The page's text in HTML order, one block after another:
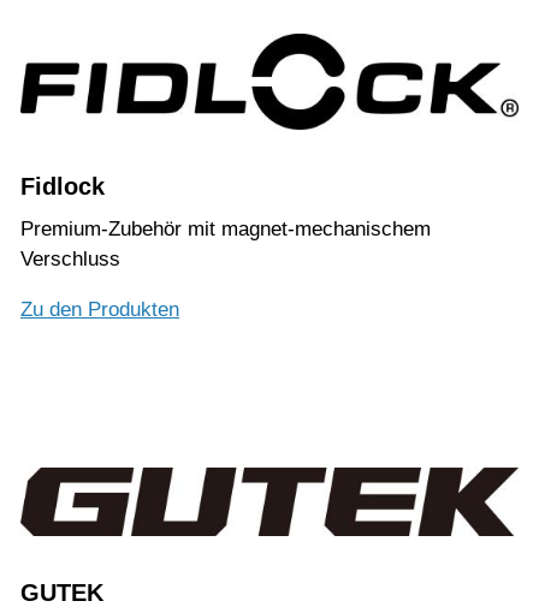
Fidlock
Premium-Zubehör mit magnet-mechanischem
Verschluss
Zu den Produkten
GUTEK